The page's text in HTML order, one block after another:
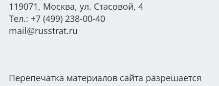
119071, Москва, ул. Стасовой, 4
Тел.: +7 (499) 238-00-40
mail@russtrat.ru
Перепечатка материалов сайта разрешается